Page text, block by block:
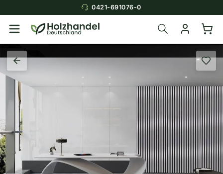
0421-691076-0